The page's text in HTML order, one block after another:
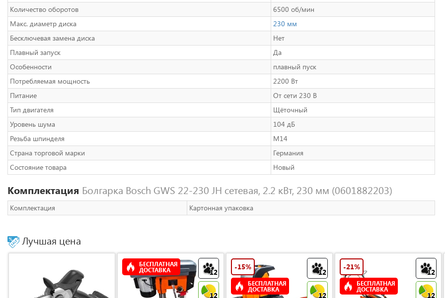
Количество оборотов
6500 об/мин
Макс. диаметр диска
230 мм
Бесключевая замена диска
Нет
Плавный запуск
Да
Особенности
плавный пуск
Потребляемая мощность
2200 Вт
Питание
От сети 230 В
Тип двигателя
Щёточный
Уровень шума
104 дБ
Резьба шпинделя
M14
Страна торговой марки
Германия
Состояние товара
Новый
Комплектация Болгарка Bosch GWS 22-230 JH сетевая, 2.2 кВт, 230 мм (0601882203)
Комплектация Картонная упаковка
Лучшая цена
12
12
БЕСПЛАТНАЯ
ДОСТАВКА 12
12
-15%
БЕСПЛАТНАЯ
ДОСТАВКА
12
12
-21%
БЕСПЛАТНАЯ
ДОСТАВКА